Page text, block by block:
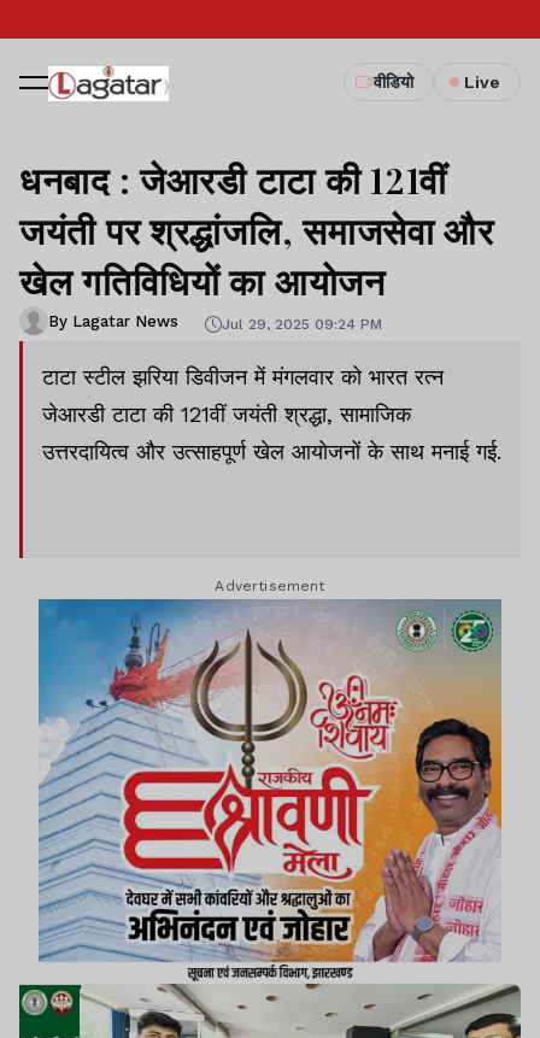
वीडियो Live
धनबाद : जेआरडी टाटा की 121वीं
जयंती पर श्रद्धांजलि, समाजसेवा और
खेल गतिविधियों का आयोजन
By Lagatar News Jul 29, 2025 09:24 PM
टाटा स्टील झरिया डिवीजन में मंगलवार को भारत रत्न
जेआरडी टाटा की 121वीं जयंती श्रद्धा, सामाजिक
उत्तरदायित्व और उत्साहपूर्ण खेल आयोजनों के साथ मनाई गई.
Advertisement